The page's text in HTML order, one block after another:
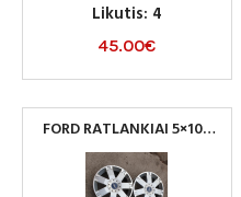
Likutis: 4
45.00€
FORD RATLANKIAI 5×108
R17